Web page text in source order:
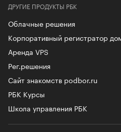
ДРУГИЕ ПРОДУКТЫ РБК
Облачные решения
Корпоративный регистратор
Аренда VPS
Рег.решения
Сайт знакомств podbor.ru
РБК Курсы
Школа управления РБК